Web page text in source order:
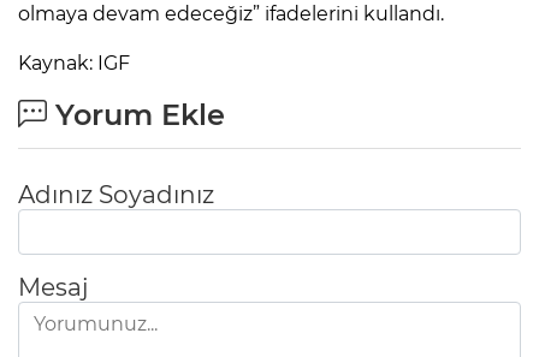
olmaya devam edeceğiz” ifadelerini kullandı.
Kaynak: IGF
Yorum Ekle
Adınız Soyadınız
Mesaj